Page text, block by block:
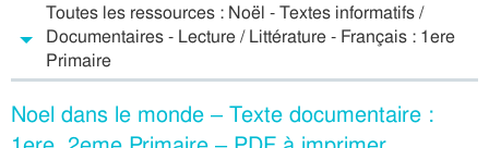
Toutes les ressources : Noël - Textes informatifs /
Documentaires - Lecture / Littérature - Français : 1ere
Primaire
Noel dans le monde – Texte documentaire :